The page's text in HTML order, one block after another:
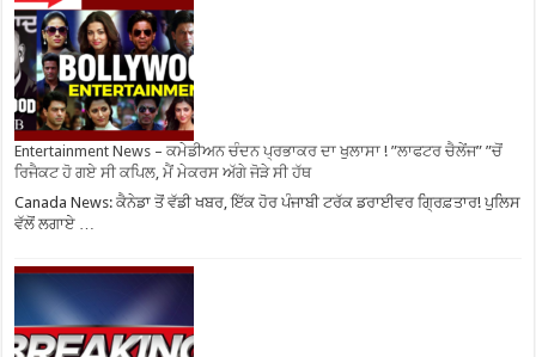
Entertainment News – ਕਮੇਡੀਅਨ ਚੰਦਨ ਪ੍ਰਭਾਕਰ ਦਾ ਖੁਲਾਸਾ ! ”ਲਾਫਟਰ ਚੈਲੇਂਜ” ”ਚੋਂ
ਰਿਜੈਕਟ ਹੋ ਗਏ ਸੀ ਕਪਿਲ, ਮੈਂ ਮੇਕਰਸ ਅੱਗੇ ਜੋੜੇ ਸੀ ਹੱਥ
Canada News: ਕੈਨੇਡਾ ਤੋਂ ਵੱਡੀ ਖਬਰ, ਇੱਕ ਹੋਰ ਪੰਜਾਬੀ ਟਰੱਕ ਡਰਾਈਵਰ ਗ੍ਰਿਫ਼ਤਾਰ! ਪੁਲਿਸ
ਵੱਲੋਂ ਲਗਾਏ …